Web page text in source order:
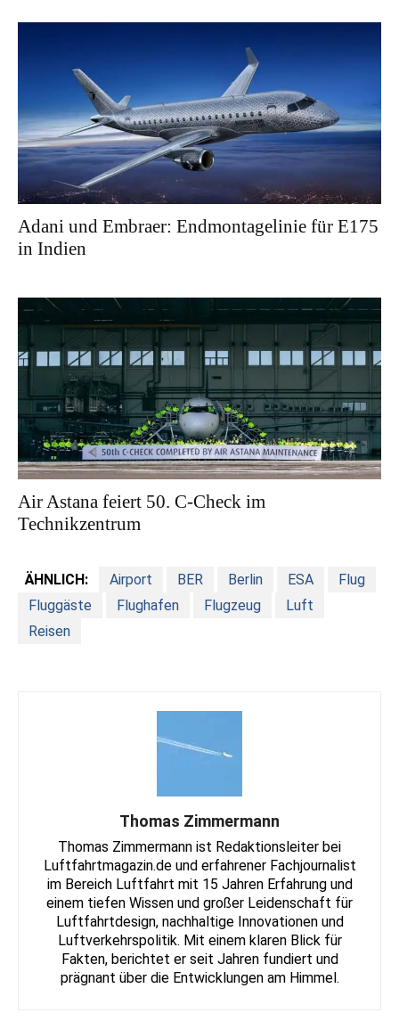
Adani und Embraer: Endmontagelinie für E175
in Indien
Air Astana feiert 50. C-Check im
Technikzentrum
ÄHNLICH: Airport BER Berlin ESA
Flug
Fluggäste
Flughafen Flugzeug
Luft
Reisen
Thomas Zimmermann
Thomas Zimmermann ist Redaktionsleiter bei
Luftfahrtmagazin.de und erfahrener Fachjournalist
im Bereich Luftfahrt mit 15 Jahren Erfahrung und
einem tiefen Wissen und großer Leidenschaft für
Luftfahrtdesign, nachhaltige Innovationen und
Luftverkehrspolitik. Mit einem klaren Blick für
Fakten, berichtet er seit Jahren fundiert und
prägnant über die Entwicklungen am Himmel.